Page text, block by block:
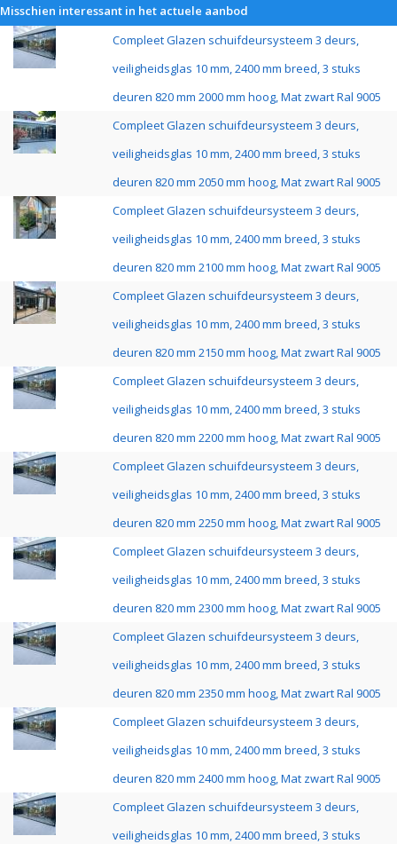
Misschien interessant in het actuele aanbod
Compleet Glazen schuifdeursysteem 3 deurs,
veiligheidsglas 10 mm, 2400 mm breed, 3 stuks
deuren 820 mm 2000 mm hoog, Mat zwart Ral 9005
Compleet Glazen schuifdeursysteem 3 deurs,
veiligheidsglas 10 mm, 2400 mm breed, 3 stuks
deuren 820 mm 2050 mm hoog, Mat zwart Ral 9005
Compleet Glazen schuifdeursysteem 3 deurs,
veiligheidsglas 10 mm, 2400 mm breed, 3 stuks
deuren 820 mm 2100 mm hoog, Mat zwart Ral 9005
Compleet Glazen schuifdeursysteem 3 deurs,
veiligheidsglas 10 mm, 2400 mm breed, 3 stuks
deuren 820 mm 2150 mm hoog, Mat zwart Ral 9005
Compleet Glazen schuifdeursysteem 3 deurs,
veiligheidsglas 10 mm, 2400 mm breed, 3 stuks
deuren 820 mm 2200 mm hoog, Mat zwart Ral 9005
Compleet Glazen schuifdeursysteem 3 deurs,
veiligheidsglas 10 mm, 2400 mm breed, 3 stuks
deuren 820 mm 2250 mm hoog, Mat zwart Ral 9005
Compleet Glazen schuifdeursysteem 3 deurs,
veiligheidsglas 10 mm, 2400 mm breed, 3 stuks
deuren 820 mm 2300 mm hoog, Mat zwart Ral 9005
Compleet Glazen schuifdeursysteem 3 deurs,
veiligheidsglas 10 mm, 2400 mm breed, 3 stuks
deuren 820 mm 2350 mm hoog, Mat zwart Ral 9005
Compleet Glazen schuifdeursysteem 3 deurs,
veiligheidsglas 10 mm, 2400 mm breed, 3 stuks
deuren 820 mm 2400 mm hoog, Mat zwart Ral 9005
Compleet Glazen schuifdeursysteem 3 deurs,
veiligheidsglas 10 mm, 2400 mm breed, 3 stuks